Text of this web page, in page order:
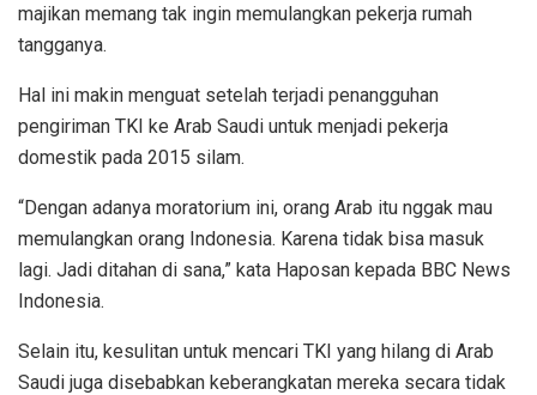
majikan memang tak ingin memulangkan pekerja rumah
tangganya.
Hal ini makin menguat setelah terjadi penangguhan
pengiriman TKI ke Arab Saudi untuk menjadi pekerja
domestik pada 2015 silam.
“Dengan adanya moratorium ini, orang Arab itu nggak mau
memulangkan orang Indonesia. Karena tidak bisa masuk
lagi. Jadi ditahan di sana,” kata Haposan kepada BBC News
Indonesia.
Selain itu, kesulitan untuk mencari TKI yang hilang di Arab
Saudi juga disebabkan keberangkatan mereka secara tidak